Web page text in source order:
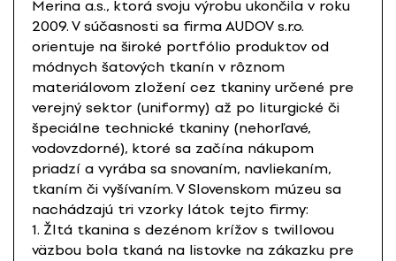
Merina a.s., ktorá svoju výrobu ukončila v roku
2009. V súčasnosti sa firma AUDOV s.r.o.
orientuje na široké portfólio produktov od
módnych šatových tkanín v rôznom
materiálovom zložení cez tkaniny určené pre
verejný sektor (uniformy) až po liturgické či
špeciálne technické tkaniny (nehorľavé,
vodovzdorné), ktoré sa začína nákupom
priadzí a vyrába sa snovaním, navliekaním,
tkaním či vyšívaním. V Slovenskom múzeu sa
nachádzajú tri vzorky látok tejto firmy:
1. Žltá tkanina s dezénom krížov s twillovou
väzbou bola tkaná na listovke na zákazku pre